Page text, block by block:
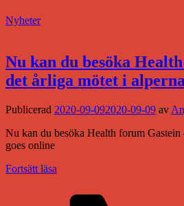
Nyheter
Nu kan du besöka
det årliga mötet i
Publicerad 2020-09-092020-09-09 av
Nu kan du besöka Health forum Gastein
goes online
Fortsätt läsa